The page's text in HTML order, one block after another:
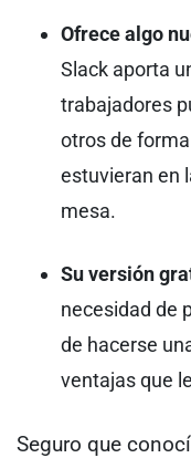
Ofrece algo
Slack aporta
trabajadores
otros de
estuvieran en
mesa.
Su versión
necesidad de
de hacerse
ventajas que
Seguro que